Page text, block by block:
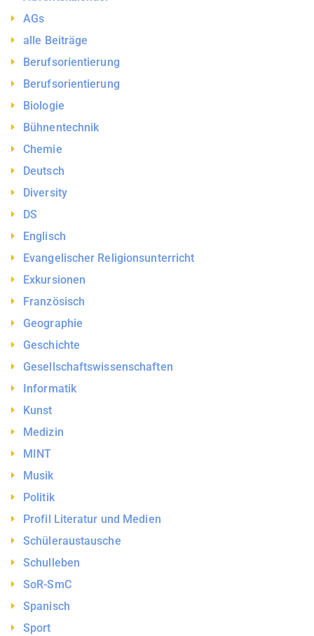
AGs
alle Beiträge
Berufsorientierung
Berufsorientierung
Biologie
Bühnentechnik
Chemie
Deutsch
Diversity
DS
Englisch
Evangelischer Religionsunterricht
Exkursionen
Französisch
Geographie
Geschichte
Gesellschaftswissenschaften
Informatik
Kunst
Medizin
MINT
Musik
Politik
Profil Literatur und Medien
Schüleraustausche
Schulleben
SoR-SmC
Spanisch
Sport